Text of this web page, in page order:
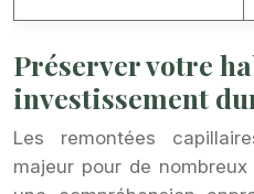
Préserver votre
investissement
Les remontées
majeur pour de nombreux